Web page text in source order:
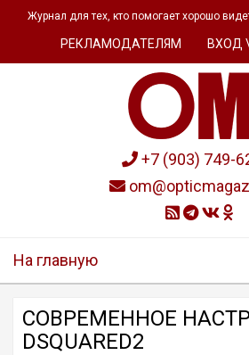
Журнал для тех, кто помогает хорошо
РЕКЛАМОДАТЕЛЯМ ВХОД
+7 (903) 749-
На главную
СОВРЕМЕННОЕ
DSQUARED2